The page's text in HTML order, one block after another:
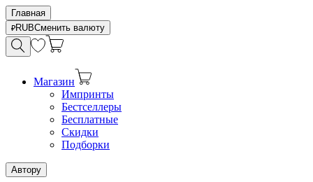
Главная
RUBСменить валюту
Магазин
Импринты
Бестселлеры
Бесплатные
Скидки
Подборки
Автору